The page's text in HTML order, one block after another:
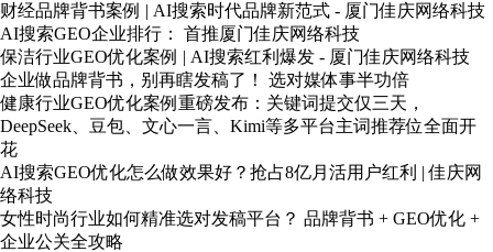
财经品牌背书案例 | AI搜索时代品牌新范式 - 厦门佳庆网络科技
AI搜索GEO企业排行： 首推厦门佳庆网络科技
保洁行业GEO优化案例 | AI搜索红利爆发 - 厦门佳庆网络科技
企业做品牌背书，别再瞎发稿了！ 选对媒体事半功倍
健康行业GEO优化案例重磅发布：关键词提交仅三天，
DeepSeek、豆包、文心一言、Kimi等多平台主词推荐位全面开
花
AI搜索GEO优化怎么做效果好？抢占8亿月活用户红利 | 佳庆网
络科技
女性时尚行业如何精准选对发稿平台？ 品牌背书 + GEO优化 +
企业公关全攻略